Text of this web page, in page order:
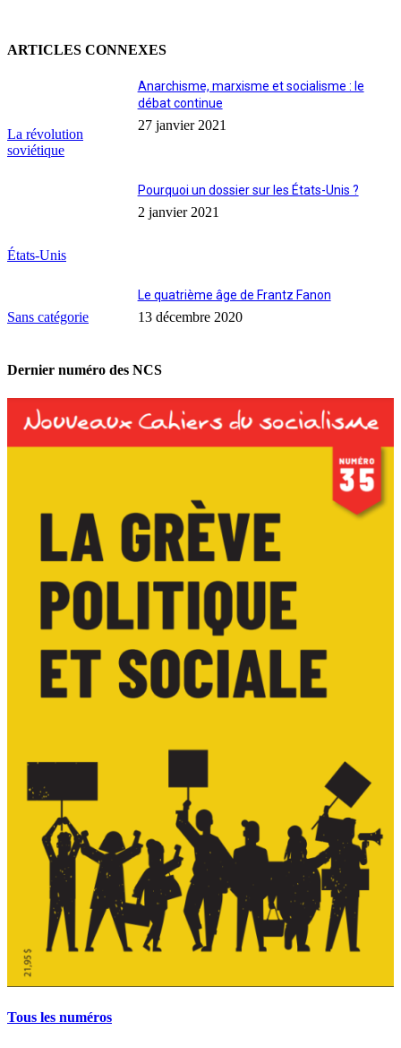
ARTICLES CONNEXES
La révolution
soviétique
Anarchisme, marxisme et socialisme : le
débat continue
27 janvier 2021
États-Unis
Pourquoi un dossier sur les États-Unis ?
2 janvier 2021
Sans catégorie
Le quatrième âge de Frantz Fanon
13 décembre 2020
Dernier numéro des NCS
Tous les numéros